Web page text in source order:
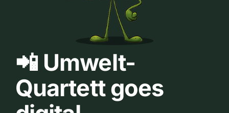
📲 Umwelt-
Quartett goes